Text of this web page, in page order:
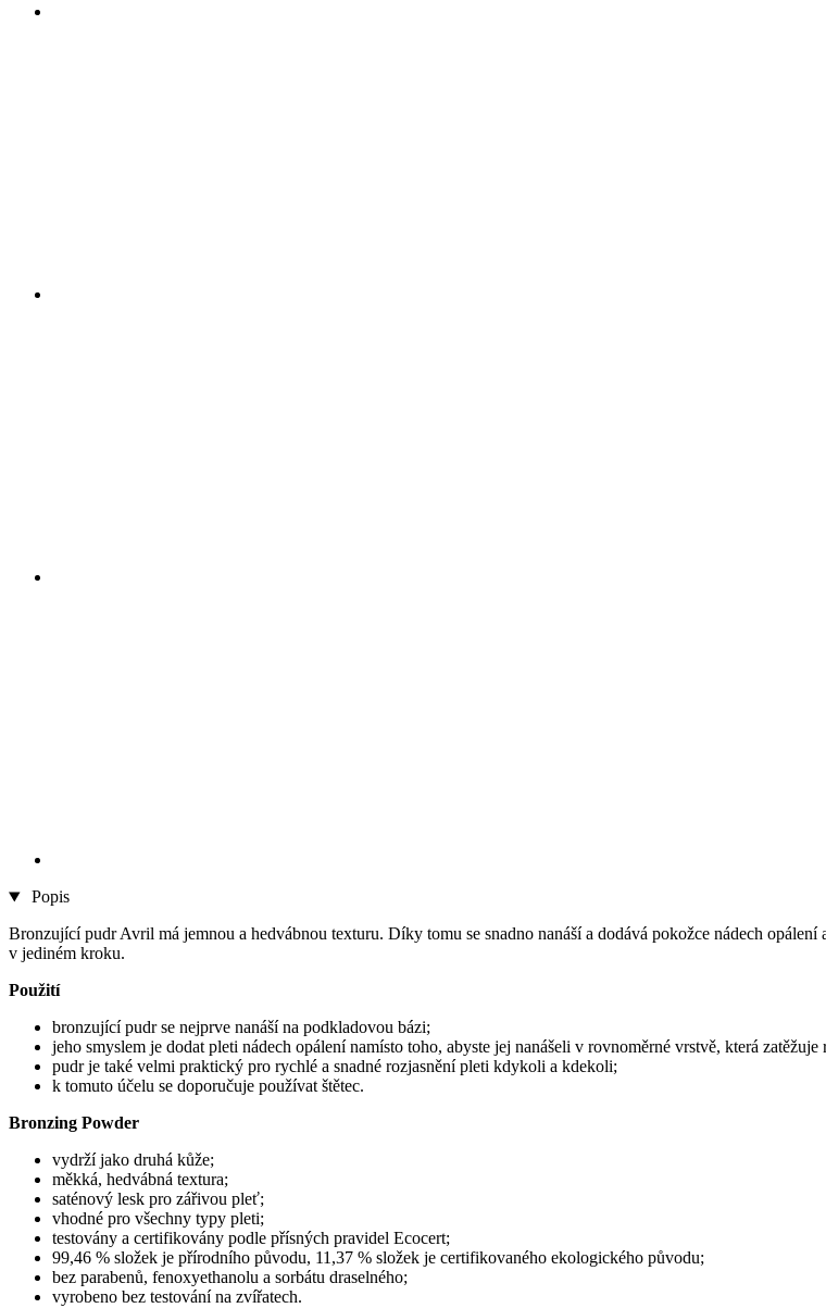
Popis
Bronzující pudr Avril má jemnou a hedvábnou texturu. Díky tomu se snadno nanáší a dodává pokožce nádech
v jediném kroku.
Použití
bronzující pudr se nejprve nanáší na podkladovou bázi;
jeho smyslem je dodat pleti nádech opálení namísto toho, abyste jej nanášeli v rovnoměrné vrstvě, která zatěžuje
pudr je také velmi praktický pro rychlé a snadné rozjasnění pleti kdykoli a kdekoli;
k tomuto účelu se doporučuje používat štětec.
Bronzing Powder
vydrží jako druhá kůže;
měkká, hedvábná textura;
saténový lesk pro zářivou pleť;
vhodné pro všechny typy pleti;
testovány a certifikovány podle přísných pravidel Ecocert;
99,46 % složek je přírodního původu, 11,37 % složek je certifikovaného ekologického původu;
bez parabenů, fenoxyethanolu a sorbátu draselného;
vyrobeno bez testování na zvířatech.